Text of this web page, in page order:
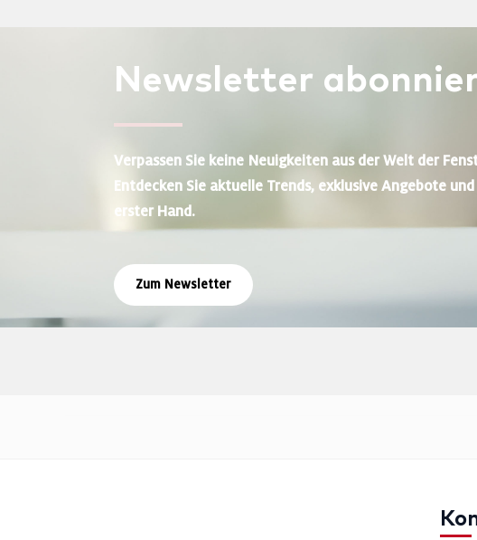
Newsletter
Verpassen Sie keine Neuigkeiten aus der Welt der
Entdecken Sie aktuelle Trends, exklusive Angebote
erster Hand.
Zum Newsletter